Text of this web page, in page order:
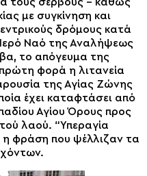
τους σέρβους – καθώς
με συγκίνηση και
δρόμους κατά
Ναό της Αναλήψεως
το απόγευμα της
φορά η λιτανεία
της Αγίας Ζώνης
έχει καταφτάσει από
Αγίου Όρους προς
λαού. “Υπεραγία
φράση που ψέλλιζαν τα